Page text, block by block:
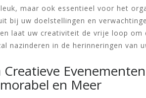
maar ook essentieel voor het
bij uw doelstellingen en
laat uw creativiteit de vrije loop om
nazinderen in de herinneringen van
en Meer